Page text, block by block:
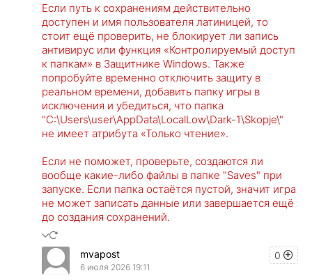
Если путь к сохранениям действительно
доступен и имя пользователя латиницей, то
стоит ещё проверить, не блокирует ли запись
антивирус или функция «Контролируемый доступ
к папкам» в Защитнике Windows. Также
попробуйте временно отключить защиту в
реальном времени, добавить папку игры в
исключения и убедиться, что папка
"C:\Users\user\AppData\LocalLow\Dark-1\Skopje\"
не имеет атрибута «Только чтение».
Если не поможет, проверьте, создаются ли
вообще какие-либо файлы в папке "Saves" при
запуске. Если папка остаётся пустой, значит игра
не может записать данные или завершается ещё
до создания сохранений.
0
mvapost
6 июля 2026 19:11